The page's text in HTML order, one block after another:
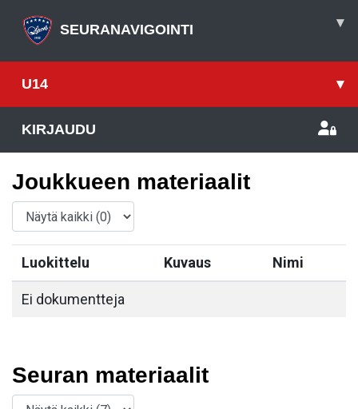
SEURANAVIGOINTI ▾
U14 ▾
KIRJAUDU
Joukkueen materiaalit
Luokittelu Kuvaus Nimi
Ei dokumentteja
Seuran materiaalit